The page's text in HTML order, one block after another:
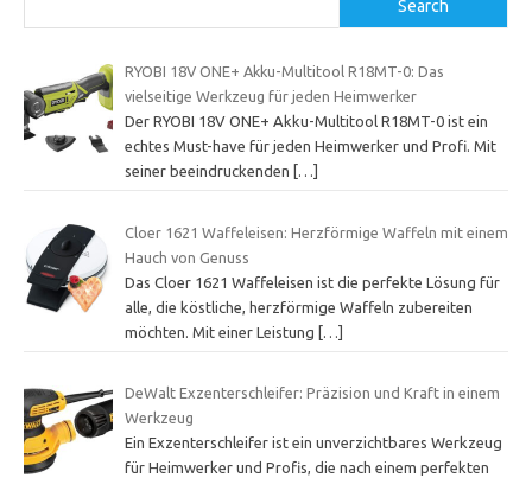
Search
RYOBI 18V ONE+ Akku-Multitool R18MT-0: Das
vielseitige Werkzeug für jeden Heimwerker
Der RYOBI 18V ONE+ Akku-Multitool R18MT-0 ist ein
echtes Must-have für jeden Heimwerker und Profi. Mit
seiner beeindruckenden
[…]
Cloer 1621 Waffeleisen: Herzförmige Waffeln mit einem
Hauch von Genuss
Das Cloer 1621 Waffeleisen ist die perfekte Lösung für
alle, die köstliche, herzförmige Waffeln zubereiten
möchten. Mit einer Leistung […]
DeWalt Exzenterschleifer: Präzision und Kraft in einem
Werkzeug
Ein Exzenterschleifer ist ein unverzichtbares Werkzeug
für Heimwerker und Profis, die nach einem perfekten